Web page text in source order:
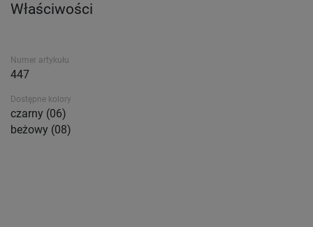
Właściwości
Numer artykułu
447
Dostępne kolory
czarny (06)
beżowy (08)